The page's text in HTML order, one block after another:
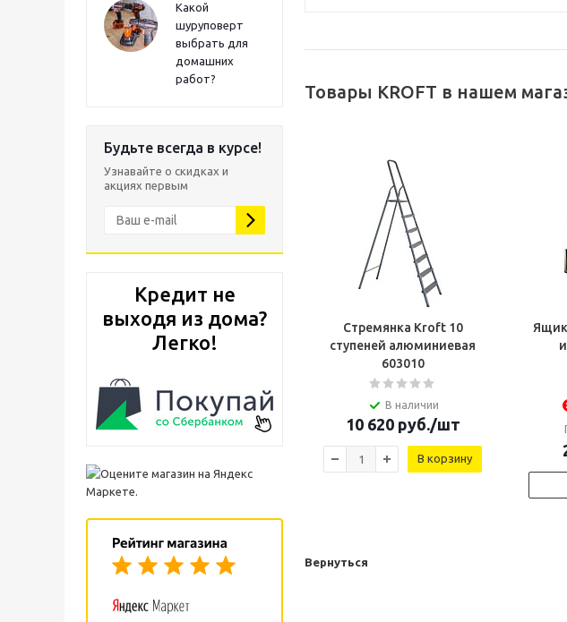
Какой
шуруповерт
выбрать для
домашних
работ?
Будьте всегда в курсе!
Узнавайте о скидках и
акциях первым
Кредит не
выходя из дома?
Легко!
Товары KROFT в нашем
Стремянка Kroft 10
ступеней алюминиевая
603010
В наличии
10 620руб./шт
В корзину
Вернуться